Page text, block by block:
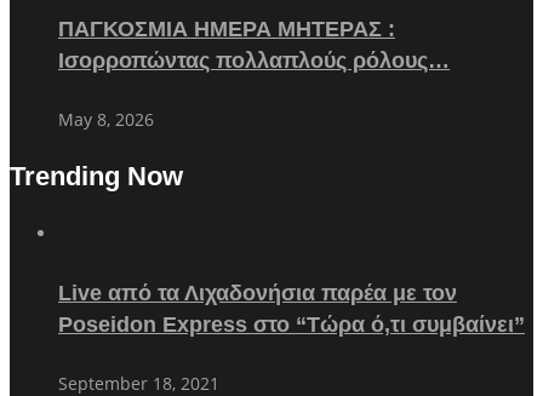
ΠΑΓΚΟΣΜΙΑ ΗΜΕΡΑ ΜΗΤΕΡΑΣ :
Ισορροπώντας πολλαπλούς ρόλους…
May 8, 2026
Trending Now
Live από τα Λιχαδονήσια παρέα με τον
Poseidon Express στο “Τώρα ό,τι συμβαίνει”
September 18, 2021